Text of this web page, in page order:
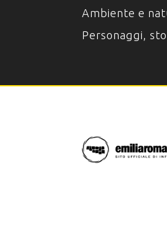
Ambiente e
Personaggi,